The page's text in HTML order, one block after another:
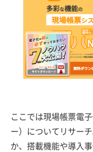
ここでは現場帳票電
ー）についてリサー
か、搭載機能や導入